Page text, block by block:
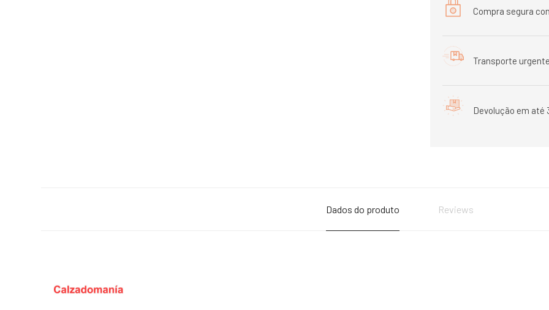
Compra segura
Transporte
Devolução em até
Dados do produto Reviews